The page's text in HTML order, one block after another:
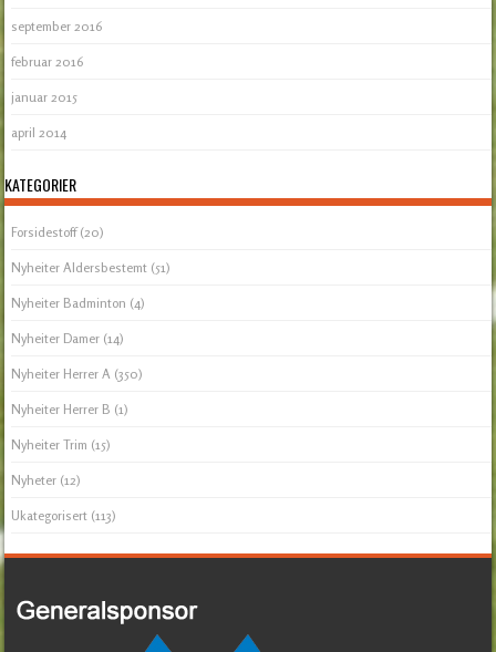
september 2016
februar 2016
januar 2015
april 2014
KATEGORIER
Forsidestoff(20)
Nyheiter Aldersbestemt (51)
Nyheiter Badminton (4)
Nyheiter Damer (14)
Nyheiter Herrer A (350)
Nyheiter Herrer B (1)
Nyheiter Trim (15)
Nyheter (12)
Ukategorisert (113)